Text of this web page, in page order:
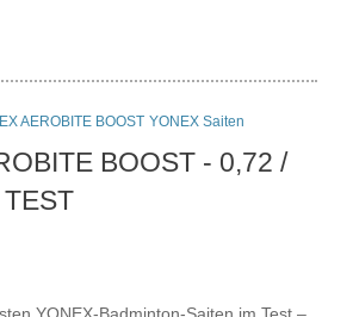
AEROBITE BOOST YONEX Saiten
BOOST - 0,72 /